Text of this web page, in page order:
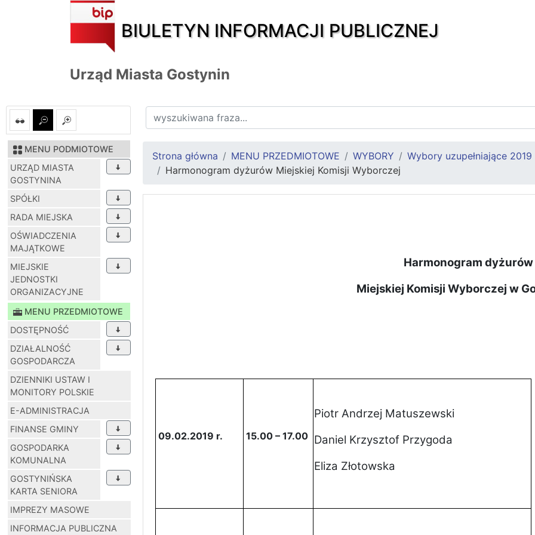
BIULETYN INFORMACJI PUBLICZNEJ
Urząd Miasta Gostynin
MENU PODMIOTOWE
URZĄD MIASTA
GOSTYNINA
SPÓŁKI
RADA MIEJSKA
OŚWIADCZENIA
MAJĄTKOWE
MIEJSKIE
JEDNOSTKI
ORGANIZACYJNE
MENU PRZEDMIOTOWE
DOSTĘPNOŚĆ
DZIAŁALNOŚĆ
GOSPODARCZA
DZIENNIKI USTAW I
MONITORY POLSKIE
E-ADMINISTRACJA
FINANSE GMINY
GOSPODARKA
KOMUNALNA
GOSTYNIŃSKA
KARTA SENIORA
IMPREZY MASOWE
INFORMACJA PUBLICZNA
Strona główna MENU PRZEDMIOTOWE WYBORY Wybory uzupełniające 2019
Harmonogram dyżurów Miejskiej Komisji Wyborczej
Harmonogram dyżurów
Miejskiej Komisji Wyborczej w
09.02.2019 r. 15.00 – 17.00
Piotr Andrzej Matuszewski
Daniel Krzysztof Przygoda
Eliza Złotowska